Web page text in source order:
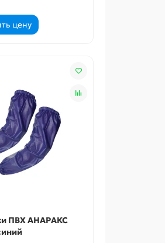
цену
ПВХ АНАРАКС